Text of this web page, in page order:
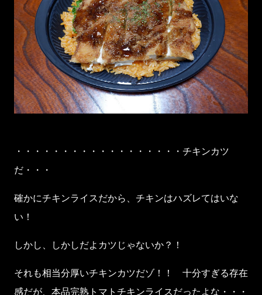
・・・・・・・・・・・・・・・・・・チキンカツ
だ・・・
確かにチキンライスだから、チキンはハズレてはいな
い！
しかし、しかしだよカツじゃないか？！
それも相当分厚いチキンカツだゾ！！ 十分すぎる存在
感だが、本品完熟トマトチキンライスだったよな・・・